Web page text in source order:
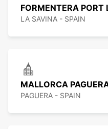
FORMENTERA PORT
LA SAVINA - SPAIN
MALLORCA
PAGUERA - SPAIN